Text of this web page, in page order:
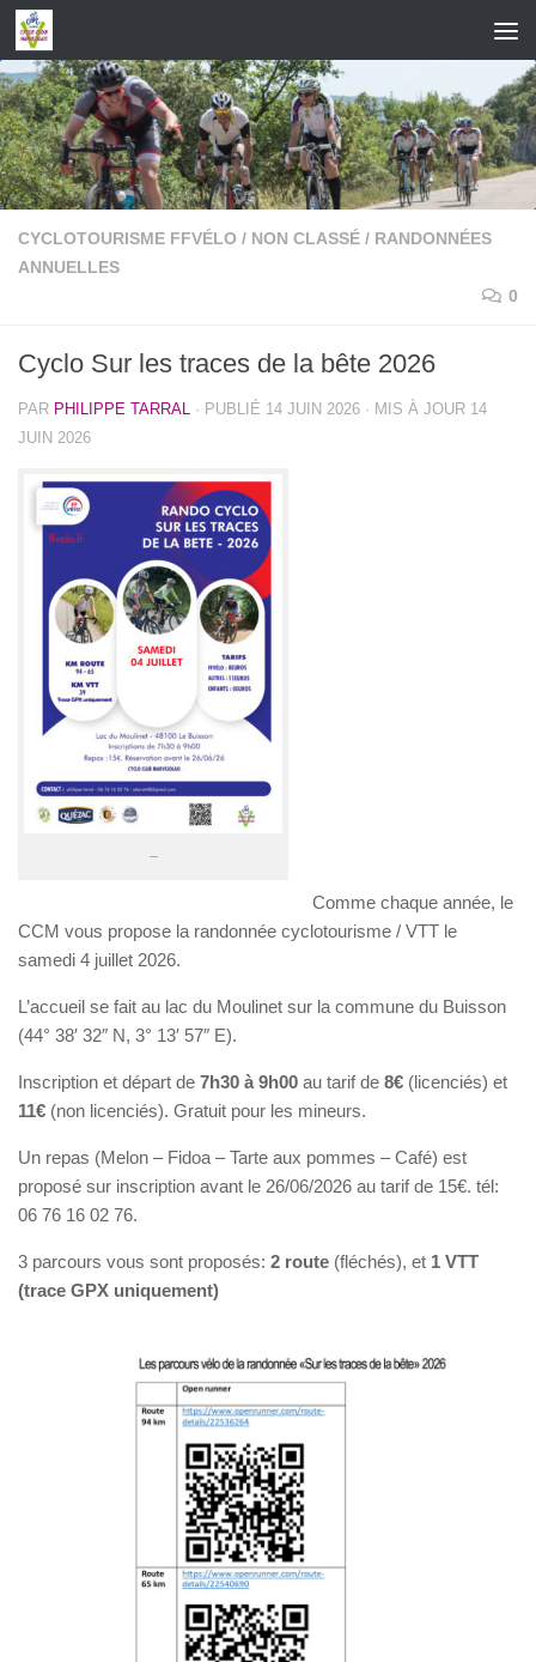
Skip to content
CYCLOTOURISME FFVÉLO / NON CLASSÉ / RANDONNÉES
ANNUELLES
0
Cyclo Sur les traces de la bête 2026
PAR PHILIPPE TARRAL · PUBLIÉ 14 JUIN 2026 · MIS À JOUR 14
JUIN 2026
–
Comme chaque année, le
CCM vous propose la randonnée cyclotourisme / VTT le
samedi 4 juillet 2026.
L’accueil se fait au lac du Moulinet sur la commune du Buisson
(44° 38′ 32″ N, 3° 13′ 57″ E).
Inscription et départ de 7h30 à 9h00 au tarif de 8€ (licenciés) et
11€ (non licenciés). Gratuit pour les mineurs.
Un repas (Melon – Fidoa – Tarte aux pommes – Café) est
proposé sur inscription avant le 26/06/2026 au tarif de 15€. tél:
06 76 16 02 76.
3 parcours vous sont proposés: 2 route (fléchés), et 1 VTT
(trace GPX uniquement)